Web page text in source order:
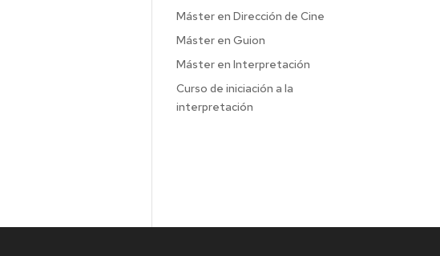
Máster en Dirección de Cine
Máster en Guion
Máster en Interpretación
Curso de iniciación a la
interpretación